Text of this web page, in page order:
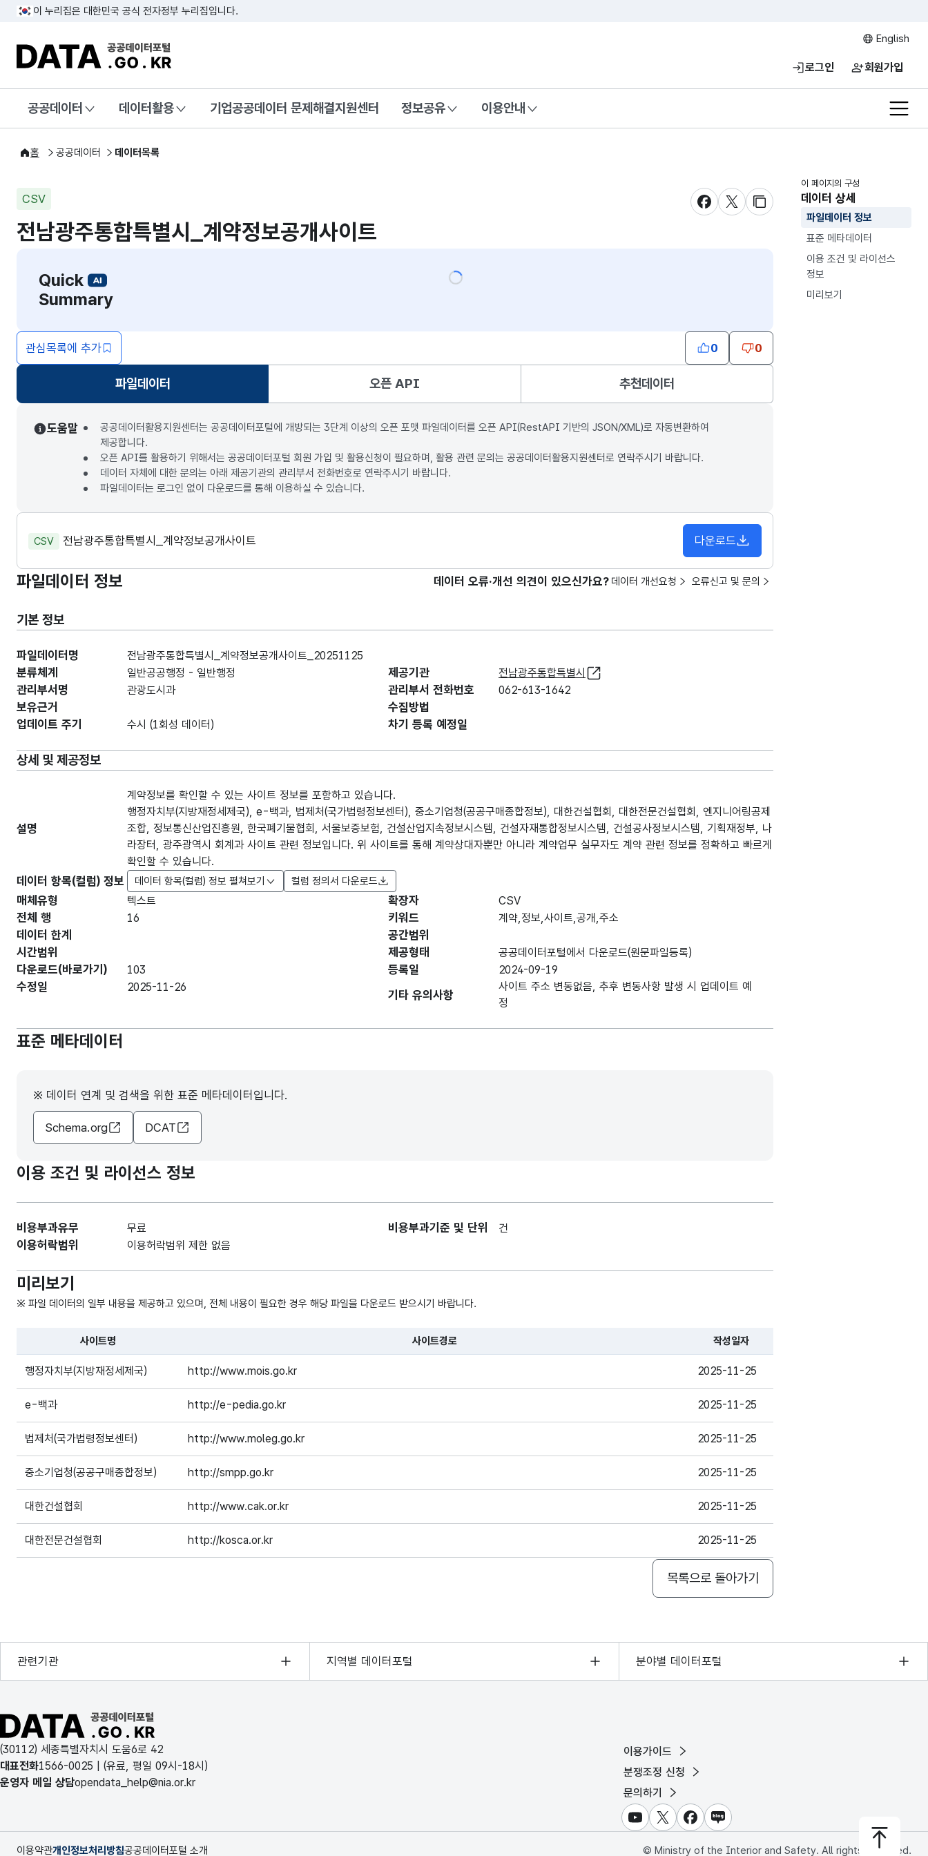
이 누리집은 대한민국 공식 전자정부 누리집입니다.
DATA.GO.KR 공공데이터포털
English
로그인 회원가입
전체
공공데이터 데이터활용 기업공공데이터 문제해결지원센터 정보공유 이용안내
홈 공공데이터 데이터목록
CSV
새창 열림새창 열림새창 열림
전남광주통합특별시_계약정보공개사이트
Quick
Summary
관심목록에 추가 0 0
파일데이터
선택됨
오픈 API 추천데이터
이 페이지의 구성
데이터 상세
파일데이터 정보
표준 메타데이터
이용 조건 및 라이선스
정보
미리보기
도움말
공공데이터활용지원센터는 공공데이터포털에 개방되는 3단계 이상의 오픈 포맷 파일데이터를 오픈 API(RestAPI 기반의 JSON/XML)로 자동변환하여
제공합니다.
오픈 API를 활용하기 위해서는 공공데이터포털 회원 가입 및 활용신청이 필요하며, 활용 관련 문의는 공공데이터활용지원센터로 연락주시기 바랍니다.
데이터 자체에 대한 문의는 아래 제공기관의 관리부서 전화번호로 연락주시기 바랍니다.
파일데이터는 로그인 없이 다운로드를 통해 이용하실 수 있습니다.
CSV 전남광주통합특별시_계약정보공개사이트 다운로드
파일데이터 정보 데이터 오류·개선 의견이 있으신가요? 데이터 개선요청 오류신고 및 문의
기본 정보
파일데이터명 전남광주통합특별시_계약정보공개사이트_20251125
분류체계 일반공공행정 - 일반행정 제공기관 전남광주통합특별시
관리부서명 관광도시과 관리부서 전화번호 062-613-1642
보유근거
수집방법
업데이트 주기
수시 (1회성 데이터) 차기 등록 예정일
상세 및 제공정보
설명
계약정보를 확인할 수 있는 사이트 정보를 포함하고 있습니다.
행정자치부(지방재정세제국), e-백과, 법제처(국가법령정보센터), 중소기업청(공공구매종합정보), 대한건설협회, 대한전문건설협회, 엔지니어링공제
조합, 정보통신산업진흥원, 한국폐기물협회, 서울보증보험, 건설산업지속정보시스템, 건설자재통합정보시스템, 건설공사정보시스템, 기획재정부, 나
라장터, 광주광역시 회계과 사이트 관련 정보입니다. 위 사이트를 통해 계약상대자뿐만 아니라 계약업무 실무자도 계약 관련 정보를 정확하고 빠르게
확인할 수 있습니다.
데이터 항목(컬럼) 정보 데이터 항목(컬럼) 정보 펼쳐보기 컬럼 정의서 다운로드
데이터 항목 표로 항목명, 항목명(영문명), 항목 설명, 도메인분류, 데이터타입, 최대길이, 표현방식, 단위, 생성
항목명
(영문명)
사이트명 사이트명
가변문자형
매체유형 텍스트 확장자 CSV
전체 행 16 키워드 계약,정보,사이트,공개,주소
데이터 한계
공간범위
시간범위
제공형태 공공데이터포털에서 다운로드(원문파일등록)
다운로드(바로가기) 103 등록일 2024-09-19
수정일 2025-11-26
기타 유의사항
사이트 주소 변동없음, 추후 변동사항 발생 시 업데이트 예
정
표준 메타데이터
※ 데이터 연계 및 검색을 위한 표준 메타데이터입니다.
Schema.org DCAT
이용 조건 및 라이선스 정보
비용부과유무 무료 비용부과기준 및 단위 건
이용허락범위 이용허락범위 제한 없음
미리보기
※ 파일 데이터의 일부 내용을 제공하고 있으며, 전체 내용이 필요한 경우 해당 파일을 다운로드 받으시기 바랍니다.
파일 데이터의 일부 내용의 표로 센터명, 프로그램명, 강습요일, 시간, 장소로 구성되어있습니다.
사이트명 사이트경로 작성일자
행정자치부(지방재정세제국) http://www.mois.go.kr 2025-11-25
e-백과 http://e-pedia.go.kr 2025-11-25
법제처(국가법령정보센터) http://www.moleg.go.kr 2025-11-25
중소기업청(공공구매종합정보) http://smpp.go.kr 2025-11-25
대한건설협회 http://www.cak.or.kr 2025-11-25
대한전문건설협회 http://kosca.or.kr 2025-11-25
2025-11-25
한국폐기물협회 http://www.kwaste.or.kr 2025-11-25
건설산업지속정보시스템
건설자재통합정보시스템
건설공사정보시스템 http://cws.kiscon.net 2025-11-25
2025-11-25
나라장터 http://www.g2b.go.kr 2025-11-25
목록으로 돌아가기
관련기관
행정안전부
한국지능정보사회진흥원
국가정보자원관리원
한국지역정보개발원
지역별 데이터포털
서울 열린데이터광장
경기데이터드림
분야별 데이터포털
기상자료개방포털
국토교통부 공간정보오픈플랫폼
농림축산식품 공공데이터포털
보건의료빅데이터개방시스템
식품의약품안전처 데이터포털
공공데이터포털 바로가기
(30112) 세종특별자치시 도움6로 42
대표전화1566-0025 | (유료, 평일 09시-18시)
운영자 메일 상담opendata_help@nia.or.kr
이용가이드
분쟁조정 신청
문의하기
유튜브X 페이스북
블로그
이용약관개인정보처리방침공공데이터포털 소개 © Ministry of the Interior and Safety. All rights reserved.